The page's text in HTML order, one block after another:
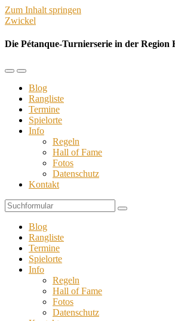
Zum Inhalt springen
Zwickel
Die Pétanque-Turnierserie in der Region
Mobil-
umschalten
Suchfeld
umschalten
Blog
Rangliste
Termine
Spielorte
Info
Regeln
Hall of Fame
Fotos
Datenschutz
Kontakt
Suchen
Blog
Rangliste
Termine
Spielorte
Info
Regeln
Hall of Fame
Fotos
Datenschutz